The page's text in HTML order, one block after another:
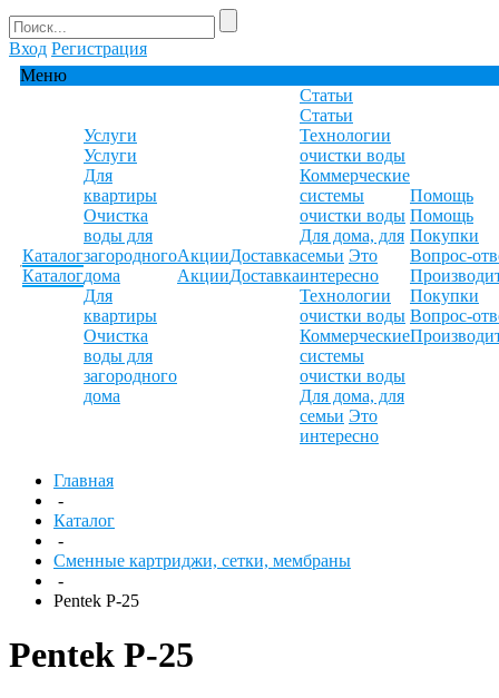
Вход Регистрация
Меню
Каталог
Каталог
Услуги
Услуги
Для
квартиры
Очистка
воды для
загородного
дома
Для
квартиры
Очистка
воды для
загородного
дома
Акции
Акции
Доставка
Доставка
Статьи
Статьи
Технологии
очистки воды
Коммерческие
системы
очистки воды
Для дома, для
семьи Это
интересно
Технологии
очистки воды
Коммерческие
системы
очистки воды
Для дома, для
семьи Это
интересно
Помощь
Помощь
Покупки
Вопрос-
Покупки
Вопрос-
Главная
-
Каталог
-
Сменные картриджи, сетки, мембраны
-
Pentek P-25
Pentek P-25